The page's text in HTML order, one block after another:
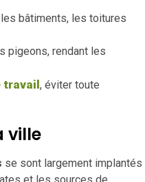
bâtiments, les toitures
pigeons, rendant les
travail, éviter toute
ville
se sont largement implantés